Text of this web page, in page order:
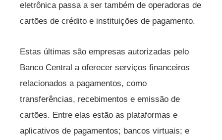
eletrônica passa a ser também de operadoras de
cartões de crédito e instituições de pagamento.
Estas últimas são empresas autorizadas pelo
Banco Central a oferecer serviços financeiros
relacionados a pagamentos, como
transferências, recebimentos e emissão de
cartões. Entre elas estão as plataformas e
aplicativos de pagamentos; bancos virtuais; e